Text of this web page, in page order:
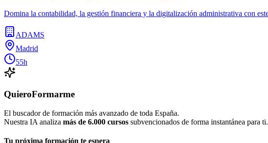
Domina la contabilidad, la gestión financiera y la digitalización administrativa con
ADAMS
Madrid
55h
QuieroFormarme
El buscador de formación más avanzado de toda España.
Nuestra IA analiza más de 6.000 cursos subvencionados de forma instantánea para ti.
Tu próxima formación te espera